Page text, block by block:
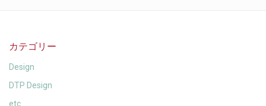
カテゴリー
Design
DTP Design
etc